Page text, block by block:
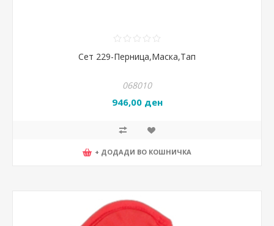
Сет 229-Перница,Маска,Тап
068010
946,00 ден
+ ДОДАДИ ВО КОШНИЧКА